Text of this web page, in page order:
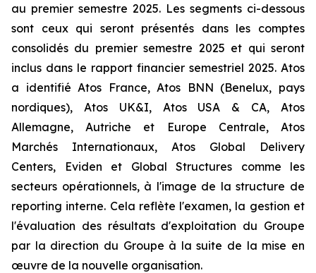
au premier semestre 2025. Les segments ci-dessous
sont ceux qui seront présentés dans les comptes
consolidés du premier semestre 2025 et qui seront
inclus dans le rapport financier semestriel 2025. Atos
a identifié Atos France, Atos BNN (Benelux, pays
nordiques), Atos UK&I, Atos USA & CA, Atos
Allemagne, Autriche et Europe Centrale, Atos
Marchés Internationaux, Atos Global Delivery
Centers, Eviden et Global Structures comme les
secteurs opérationnels, à l'image de la structure de
reporting interne. Cela reflète l'examen, la gestion et
l'évaluation des résultats d'exploitation du Groupe
par la direction du Groupe à la suite de la mise en
œuvre de la nouvelle organisation.